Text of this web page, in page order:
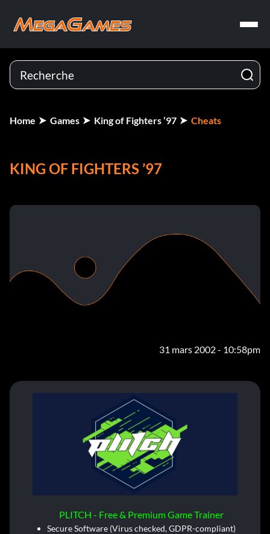
Home Games King of Fighters ’97 Cheats
KING OF FIGHTERS ’97
31 mars 2002 - 10:58pm
PLITCH - Free & Premium Game Trainer
Secure Software (Virus checked, GDPR-compliant)